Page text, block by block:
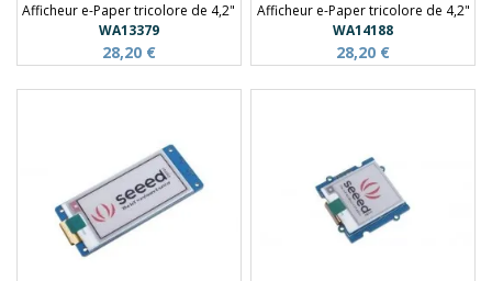
Afficheur e-Paper tricolore de 4,2"
WA13379
28,20 €
Afficheur e-Paper tricolore de 4,2"
WA14188
28,20 €